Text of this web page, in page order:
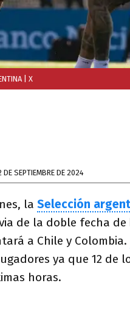
| X
DE SEPTIEMBRE DE 2024
la Selección
de la doble fecha de
a Chile y Colombia.
ya que 12 de
horas.